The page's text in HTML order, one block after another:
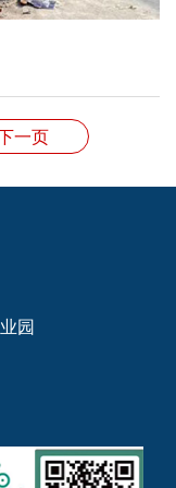
一页
园